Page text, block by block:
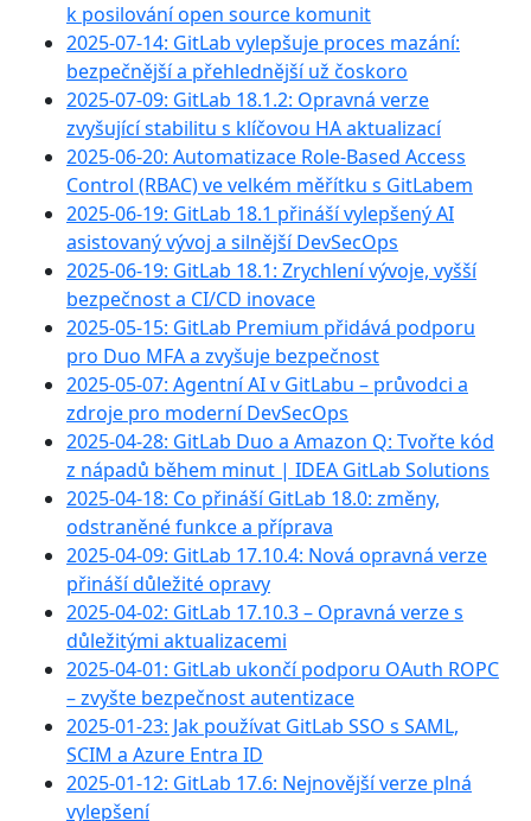
k posilování open source komunit
2025-07-14: GitLab vylepšuje proces mazání:
bezpečnější a přehlednější už čoskoro
2025-07-09: GitLab 18.1.2: Opravná verze
zvyšující stabilitu s klíčovou HA aktualizací
2025-06-20: Automatizace Role-Based Access
Control (RBAC) ve velkém měřítku s GitLabem
2025-06-19: GitLab 18.1 přináší vylepšený AI
asistovaný vývoj a silnější DevSecOps
2025-06-19: GitLab 18.1: Zrychlení vývoje, vyšší
bezpečnost a CI/CD inovace
2025-05-15: GitLab Premium přidává podporu
pro Duo MFA a zvyšuje bezpečnost
2025-05-07: Agentní AI v GitLabu – průvodci a
zdroje pro moderní DevSecOps
2025-04-28: GitLab Duo a Amazon Q: Tvořte kód
z nápadů během minut | IDEA GitLab Solutions
2025-04-18: Co přináší GitLab 18.0: změny,
odstraněné funkce a příprava
2025-04-09: GitLab 17.10.4: Nová opravná verze
přináší důležité opravy
2025-04-02: GitLab 17.10.3 – Opravná verze s
důležitými aktualizacemi
2025-04-01: GitLab ukončí podporu OAuth ROPC
– zvyšte bezpečnost autentizace
2025-01-23: Jak používat GitLab SSO s SAML,
SCIM a Azure Entra ID
2025-01-12: GitLab 17.6: Nejnovější verze plná
vylepšení